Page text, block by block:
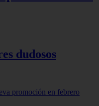
dudosos